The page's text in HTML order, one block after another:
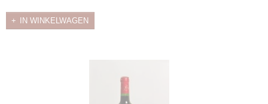
IN WINKELWAGEN